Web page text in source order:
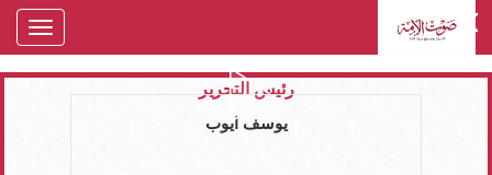
رئيس التحرير
يوسف ايوب